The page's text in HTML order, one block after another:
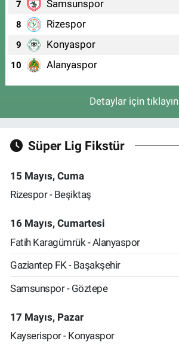
7 Samsunspor
8 Rizespor
9 Konyaspor
10 Alanyaspor
Detaylar için tıklayın
Süper Lig Fikstür
15 Mayıs, Cuma
Rizespor - Beşiktaş
16 Mayıs, Cumartesi
Fatih Karagümrük - Alanyaspor
Gaziantep FK - Başakşehir
Samsunspor - Göztepe
17 Mayıs, Pazar
Kayserispor - Konyaspor